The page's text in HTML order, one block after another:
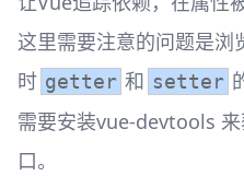
这里需要注意的问题是浏
时 getter 和 setter
需要安装vue-devtools
口。